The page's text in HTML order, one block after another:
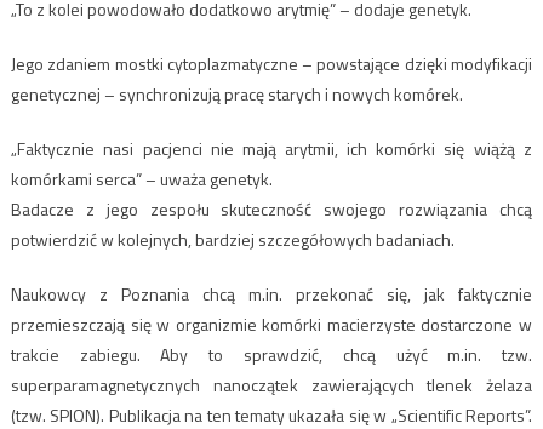
„To z kolei powodowało dodatkowo arytmię” – dodaje genetyk.
Jego zdaniem mostki cytoplazmatyczne – powstające dzięki modyfikacji
genetycznej – synchronizują pracę starych i nowych komórek.
„Faktycznie nasi pacjenci nie mają arytmii, ich komórki się wiążą z
komórkami serca” – uważa genetyk.
Badacze z jego zespołu skuteczność swojego rozwiązania chcą
potwierdzić w kolejnych, bardziej szczegółowych badaniach.
Naukowcy z Poznania chcą m.in. przekonać się, jak faktycznie
przemieszczają się w organizmie komórki macierzyste dostarczone w
trakcie zabiegu. Aby to sprawdzić, chcą użyć m.in. tzw.
superparamagnetycznych nanoczątek zawierających tlenek żelaza
(tzw. SPION). Publikacja na ten tematy ukazała się w „Scientific Reports”.